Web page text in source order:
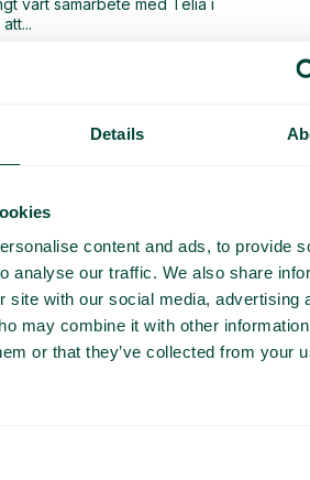
Details
content and ads, to provide
analyse our traffic. We also share
site with our social media, advertising
may combine it with other
or that they’ve collected from your